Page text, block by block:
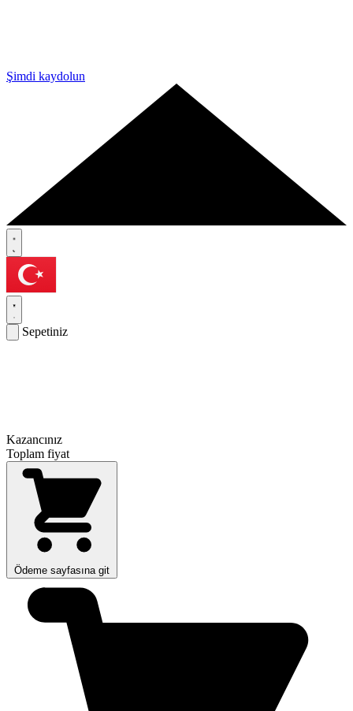
Şimdi kaydolun
Sepetiniz
Kazancınız
Toplam fiyat
Ödeme sayfasına git